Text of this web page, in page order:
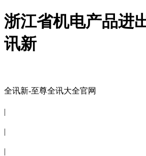
浙江省机电产品进
讯新
全讯新-至尊全讯大全官网
|
|
|